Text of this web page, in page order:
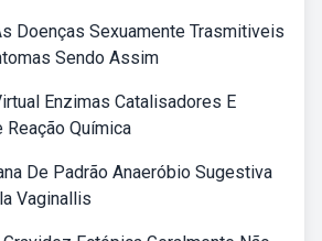
Doenças Sexuamente Trasmitiveis
Sendo Assim
Enzimas Catalisadores E
Química
De Padrão Anaeróbio Sugestiva
Vaginallis